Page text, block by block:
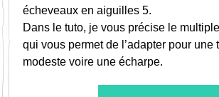
écheveaux en aiguilles 5.
Dans le tuto, je vous précise le
qui vous permet de l’adapter pour une
modeste voire une écharpe.